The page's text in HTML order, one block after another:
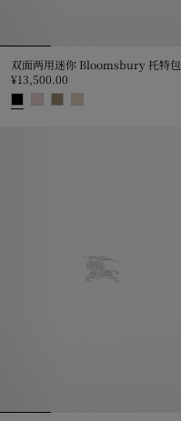
双面两用迷你 Bloomsbury 托特包
¥13,500.00